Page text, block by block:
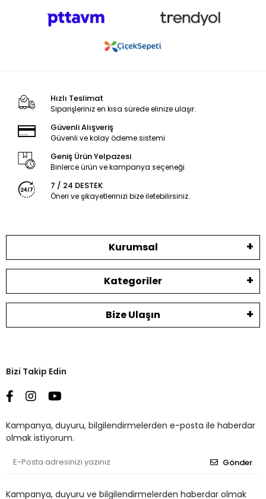
Hızlı Teslimat
Siparişleriniz en kısa sürede elinize ulaşır.
Güvenli Alışveriş
Güvenli ve kolay ödeme sistemi
Geniş Ürün Yelpazesi
Binlerce ürün ve kampanya seçeneği
7 / 24 DESTEK
Öneri ve şikayetlerinizi bize iletebilirsiniz.
Kurumsal
Kategoriler
Bize Ulaşın
Bizi Takip Edin
Kampanya, duyuru, bilgilendirmelerden e-posta ile haberdar
olmak istiyorum.
Gönder
Kampanya, duyuru ve bilgilendirmelerden haberdar olmak